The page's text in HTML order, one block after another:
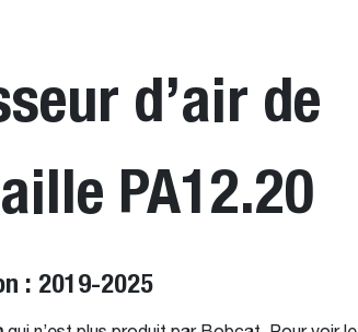
d’air de
PA12.20
: 2019-2025